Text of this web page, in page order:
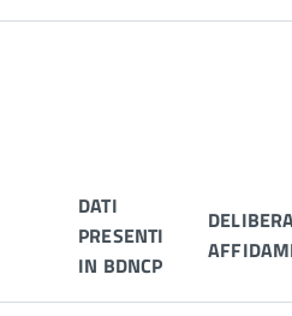
DATI
PRESENTI
IN BDNCP